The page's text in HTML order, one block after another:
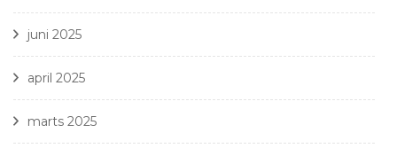
juni 2025
april 2025
marts 2025